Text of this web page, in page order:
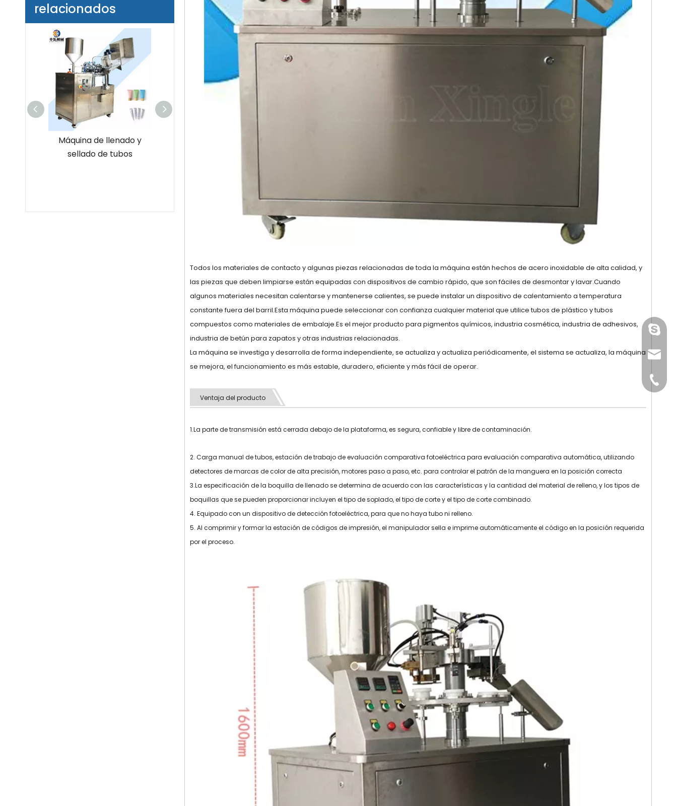
relacionados
Máquina de llenado y
sellado de tubos
Máquina automática de
prensado de tabletas
Máquina electrónica
Empaquetadora
automática de blister de
Todos los materiales de contacto y algunas piezas relacionadas de toda la máquina están hechos de acero inoxidable de alta calidad, y
las piezas que deben limpiarse están equipadas con dispositivos de cambio rápido, que son fáciles de desmontar y lavar.Cuando
algunos materiales necesitan calentarse y mantenerse calientes, se puede instalar un dispositivo de calentamiento a temperatura
constante fuera del barril.Esta máquina puede seleccionar con confianza cualquier material que utilice tubos de plástico y tubos
compuestos como materiales de embalaje.Es el mejor producto para pigmentos químicos, industria cosmética, industria de adhesivos,
industria de betún para zapatos y otras industrias relacionadas.
La máquina se investiga y desarrolla de forma independiente, se actualiza y actualiza periódicamente, el sistema se actualiza, la máquina
se mejora, el funcionamiento es más estable, duradero, eficiente y más fácil de operar.
Ventaja del producto
1.La parte de transmisión está cerrada debajo de la plataforma, es segura, confiable y libre de contaminación.
2. Carga manual de tubos, estación de trabajo de evaluación comparativa fotoeléctrica para evaluación comparativa automática, utilizando
detectores de marcas de color de alta precisión, motores paso a paso, etc. para controlar el patrón de la manguera en la posición correcta
3.La especificación de la boquilla de llenado se determina de acuerdo con las características y la cantidad del material de relleno, y los tipos de
boquillas que se pueden proporcionar incluyen el tipo de soplado, el tipo de corte y el tipo de corte combinado.
4. Equipado con un dispositivo de detección fotoeléctrica, para que no haya tubo ni relleno.
5. Al comprimir y formar la estación de códigos de impresión, el manipulador sella e imprime automáticamente el código en la posición requerida
por el proceso.
+86-